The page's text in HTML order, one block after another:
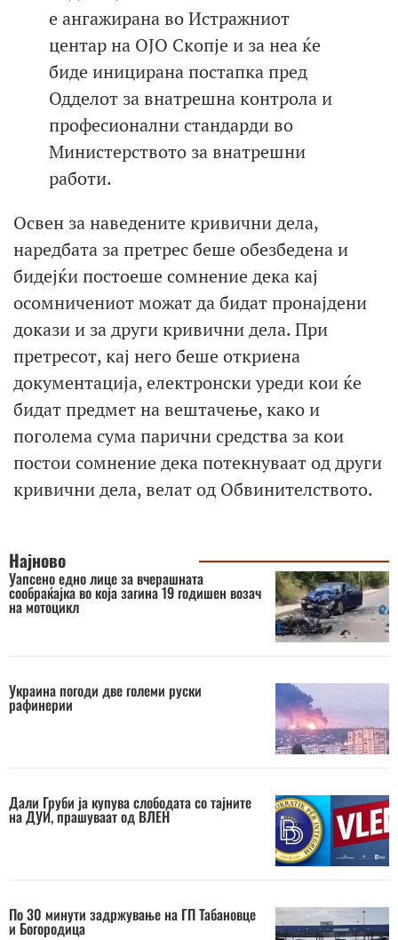
е ангажирана во Истражниот
центар на ОЈО Скопје и за неа ќе
биде иницирана постапка пред
Одделот за внатрешна контрола и
професионални стандарди во
Министерството за внатрешни
работи.
Освен за наведените кривични дела,
наредбата за претрес беше обезбедена и
бидејќи постоеше сомнение дека кај
осомничениот можат да бидат пронајдени
докази и за други кривични дела. При
претресот, кај него беше откриена
документација, електронски уреди кои ќе
бидат предмет на вештачење, како и
поголема сума парични средства за кои
постои сомнение дека потекнуваат од други
кривични дела, велат од Обвинителството.
Најново
Уапсено едно лице за вчерашната
сообраќајка во која загина 19 годишен возач
на мотоцикл
Украина погоди две големи руски
рафинерии
Дали Груби ја купува слободата со тајните
на ДУИ, прашуваат од ВЛЕН
По 30 минути задржување на ГП Табановце
и Богородица